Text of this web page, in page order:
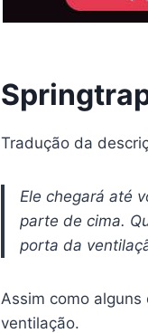
Tradução da
Ele chegará até
parte de cima.
porta da
Assim como
ventilação.